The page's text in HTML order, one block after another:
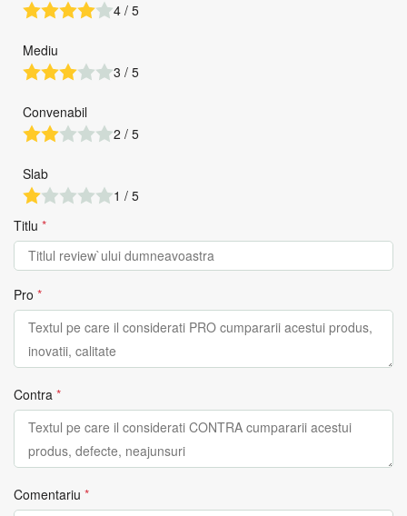
4 / 5
Mediu
3 / 5
Convenabil
2 / 5
Slab
1 / 5
Titlu *
Pro *
Contra *
Comentariu *